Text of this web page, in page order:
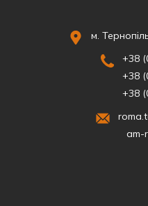
м.
+38
+38
+38
am-